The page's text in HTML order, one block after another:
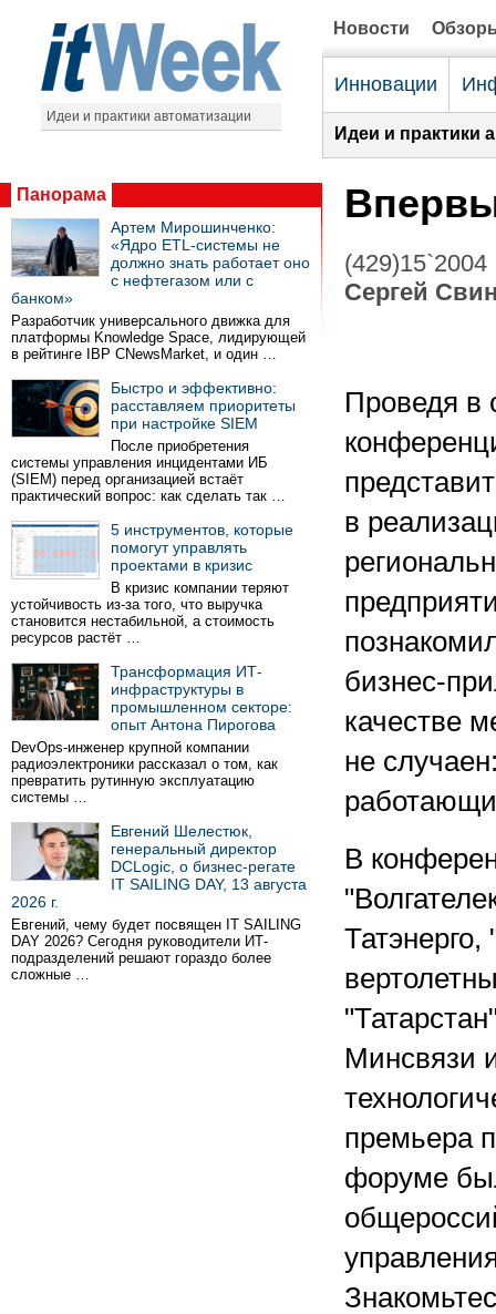
Идеи и практики автоматизации
Новости
Инновации
Идеи и практики
Панорама
Артем Мирошинченко:
«Ядро ETL-системы не
должно знать работает оно
с нефтегазом или с
банком»
Разработчик универсального движка для
платформы Knowledge Space, лидирующей
в рейтинге IBP CNewsMarket, и один …
Быстро и эффективно:
расставляем приоритеты
при настройке SIEM
После приобретения
системы управления инцидентами ИБ
(SIEM) перед организацией встаёт
практический вопрос: как сделать так …
5 инструментов, которые
помогут управлять
проектами в кризис
В кризис компании теряют
устойчивость из-за того, что выручка
становится нестабильной, а стоимость
ресурсов растёт …
Трансформация ИТ-
инфраструктуры в
промышленном секторе:
опыт Антона Пирогова
DevOps-инженер крупной компании
радиоэлектроники рассказал о том, как
превратить рутинную эксплуатацию
системы …
Евгений Шелестюк,
генеральный директор
DCLogic, о бизнес-регате
IT SAILING DAY, 13 августа
2026 г.
Евгений, чему будет посвящен IT SAILING
DAY 2026? Сегодня руководители ИТ-
подразделений решают гораздо более
сложные …
(429)15`2004
Сергей
Проведя в
в
бизнес-
качестве
не
В
Минсвязи
премьера
форуме